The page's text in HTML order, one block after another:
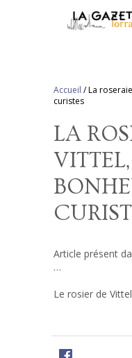
Accueil /La
curistes
LA
Article présent
…
Le rosier de